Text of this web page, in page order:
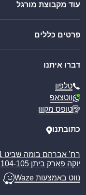
ציוד מטבח
מוצרי פרזול נירוסטה
מוצרים נוספים
הוראות הרכבה
בקשת הצעת מחיר
קטלוג מוצרים
כניסה לאזור אישי
עוד מקבוצת מורגל
וואנגו קרוואנים
פול סרוויס
פרטים כללים
חוויית הבישול החדשה
מדיניות הפרטיות
מדיניות משלוחים
ביטול עסקה
מאמרים
דברו איתנו
טלפון
ווטצאפ
טופס מקוון
כתובתנו
יוקה פארק ביתן C104-105
נווט באמצעות Waze